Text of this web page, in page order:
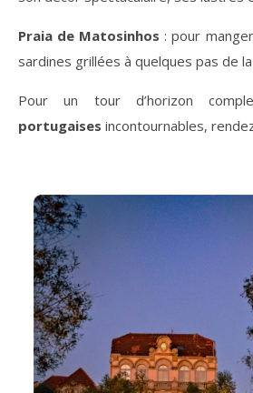
Praia de Matosinhos : pour
sardines grillées à quelques pas de
Pour un tour d’horizon
portugaises incontournables,